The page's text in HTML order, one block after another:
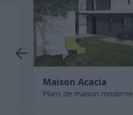
Maison Acacia
Plans de maison moderne